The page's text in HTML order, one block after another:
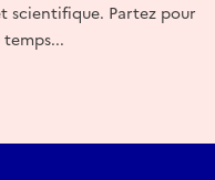
scientifique. Partez pour